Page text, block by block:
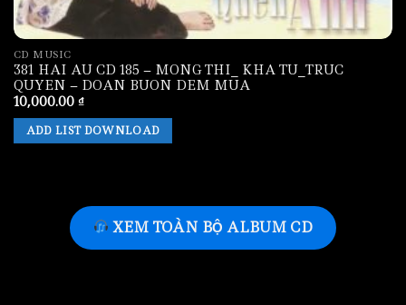
CD MUSIC
381 HAI AU CD 185 – MONG THI_ KHA TU_TRUC
QUYEN – DOAN BUON DEM MUA
10,000.00 ₫
ADD LIST DOWNLOAD
XEM TOÀN BỘ ALBUM CD